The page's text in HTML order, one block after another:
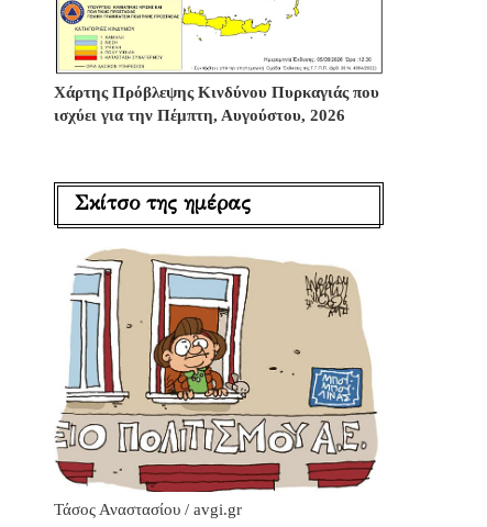
Χάρτης Πρόβλεψης Κινδύνου Πυρκαγιάς που
ισχύει για την Πέμπτη, Αυγούστου, 2026
Σκίτσο της ημέρας
Τάσος Αναστασίου / avgi.gr